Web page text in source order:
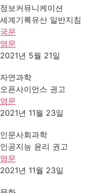
정보커뮤니케이션
세계기록유산 일반지침
국문
영문
2021년 5월 21일
자연과학
오픈사이언스 권고
영문
2021년 11월 23일
인문사회과학
인공지능 윤리 권고
영문
2021년 11월 23일